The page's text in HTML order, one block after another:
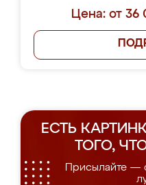
Цена: от 36
ЕСТЬ
ТОГО,
Присылайте —